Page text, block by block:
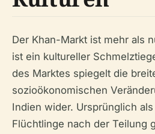
Der Khan-Markt ist mehr als
ist ein kultureller
des Marktes spiegelt die
sozioökonomischen
Indien wider. Ursprünglich
Flüchtlinge nach der Teilung